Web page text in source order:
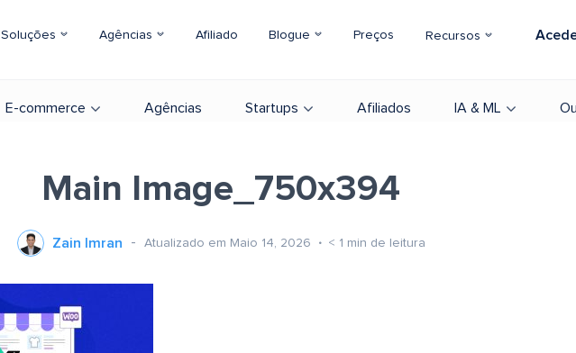
Soluções Agências Afiliado Blogue Preços Recursos
E-commerce Agências Startups Afiliados IA & ML
Main Image_750x394
Zain Imran Atualizado em Maio 14, 2026 < 1 min de leitura